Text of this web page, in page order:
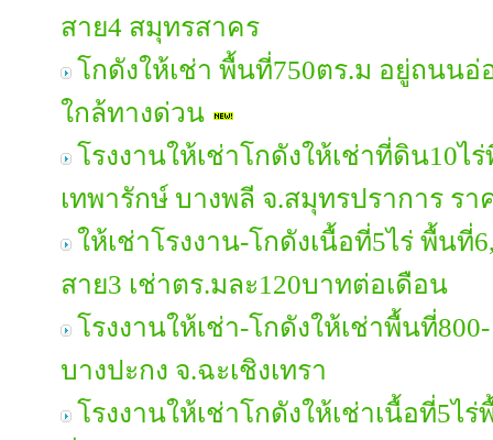
สาย4 สมุทรสาคร
โกดังให้เช่า พื้นที่750ตร.ม อยู่ถนน
ใกล้ทางด่วน
โรงงานให้เช่าโกดังให้เช่าที่ดิน10ไ
เทพารักษ์ บางพลี จ.สมุทรปราการ รา
ให้เช่าโรงงาน-โกดังเนื้อที่5ไร่ พื้น
สาย3 เช่าตร.มละ120บาทต่อเดือน
โรงงานให้เช่า-โกดังให้เช่าพื้นที่
บางปะกง จ.ฉะเชิงเทรา
โรงงานให้เช่าโกดังให้เช่าเนื้อที่5ไ